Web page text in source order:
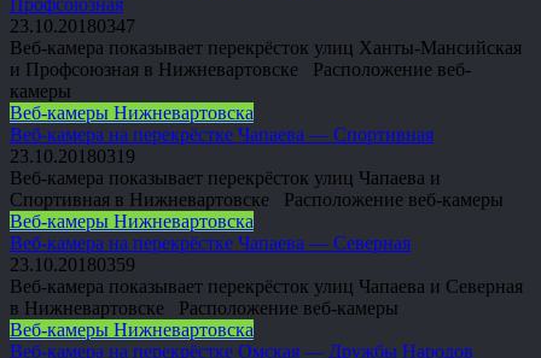
23.10.20180347
Веб-камера показывает перекрёсток улиц Ханты-Мансийская
и Профсоюзная в Нижневартовске Расположение веб-
камеры
Веб-камеры Нижневартовска
Веб-камера на перекрёстке Чапаева — Спортивная
23.10.20180319
Веб-камера показывает перекрёсток улиц Чапаева и
Спортивная в Нижневартовске Расположение веб-камеры
Веб-камеры Нижневартовска
Веб-камера на перекрёстке Чапаева — Северная
23.10.20180359
Веб-камера показывает перекрёсток улиц Чапаева и Северная
в Нижневартовске Расположение веб-камеры
Веб-камеры Нижневартовска
Веб-камера на перекрёстке Омская — Дружбы Народов